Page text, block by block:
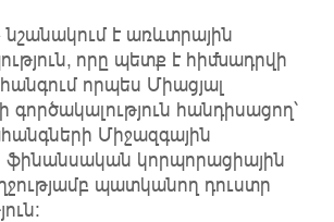
է առևտրային
որը պետք է հիմնադրվի
որպես Միացյալ
հանդիսացող՝
Միջազգային
կորպորացիային
պատկանող դուստր